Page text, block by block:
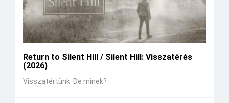
Return to Silent Hill / Silent Hill: Visszatérés
(2026)
Visszatértünk. De minek?